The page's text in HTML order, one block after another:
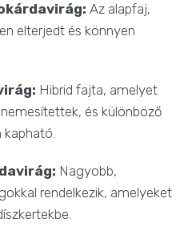
Az alapfaj,
elterjedt és könnyen
Hibrid fajta, amelyet
és különböző
kapható.
Nagyobb,
rendelkezik, amelyeket